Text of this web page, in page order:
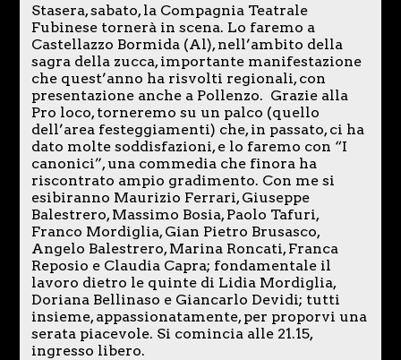
Stasera, sabato, la Compagnia Teatrale
Fubinese tornerà in scena. Lo faremo a
Castellazzo Bormida (Al), nell’ambito della
sagra della zucca, importante manifestazione
che quest’anno ha risvolti regionali, con
presentazione anche a Pollenzo. Grazie alla
Pro loco, torneremo su un palco (quello
dell’area festeggiamenti) che, in passato, ci ha
dato molte soddisfazioni, e lo faremo con “I
canonici”, una commedia che finora ha
riscontrato ampio gradimento. Con me si
esibiranno Maurizio Ferrari, Giuseppe
Balestrero, Massimo Bosia, Paolo Tafuri,
Franco Mordiglia, Gian Pietro Brusasco,
Angelo Balestrero, Marina Roncati, Franca
Reposio e Claudia Capra; fondamentale il
lavoro dietro le quinte di Lidia Mordiglia,
Doriana Bellinaso e Giancarlo Devidi; tutti
insieme, appassionatamente, per proporvi una
serata piacevole. Si comincia alle 21.15,
ingresso libero.